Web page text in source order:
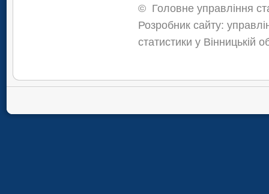
© Головне управління
Розробник сайту:
статистики у Вінницькій